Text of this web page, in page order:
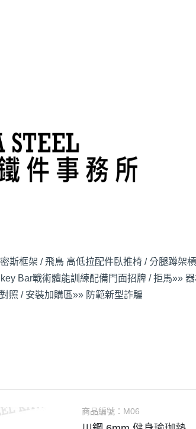
斯框架 / 飛鳥 高低拉配件臥推椅 / 分腿蹲架
Bar戰術體能訓練配備門面招牌 / 拒馬»»
照 / 安裝加購區»» 防範新型詐騙
商品編號： M06